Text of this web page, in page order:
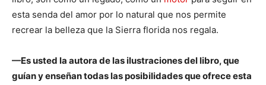
esta senda del amor por lo natural que nos permite
recrear la belleza que la Sierra florida nos regala.
—Es usted la autora de las ilustraciones del libro, que
guían y enseñan todas las posibilidades que ofrece esta